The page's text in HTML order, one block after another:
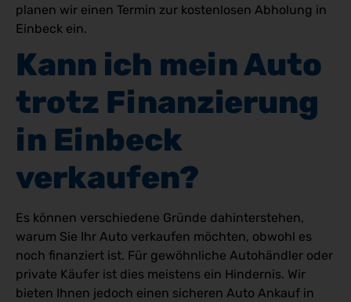
planen wir einen Termin zur kostenlosen Abholung in
Einbeck ein.
Kann ich mein Auto
trotz Finanzierung
in Einbeck
verkaufen?
Es können verschiedene Gründe dahinterstehen,
warum Sie Ihr Auto verkaufen möchten, obwohl es
noch finanziert ist. Für gewöhnliche Autohändler oder
private Käufer ist dies meistens ein Hindernis. Wir
bieten Ihnen jedoch einen sicheren Auto Ankauf in